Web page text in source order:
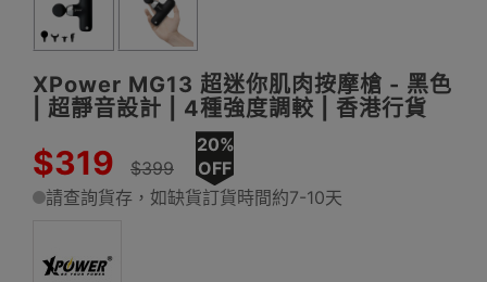
XPower MG13 超迷你肌肉按摩槍 - 黑色
| 超靜音設計 | 4種強度調較 | 香港行貨
$319 $399
20%
OFF
請查詢貨存，如缺貨訂貨時間約7-10天